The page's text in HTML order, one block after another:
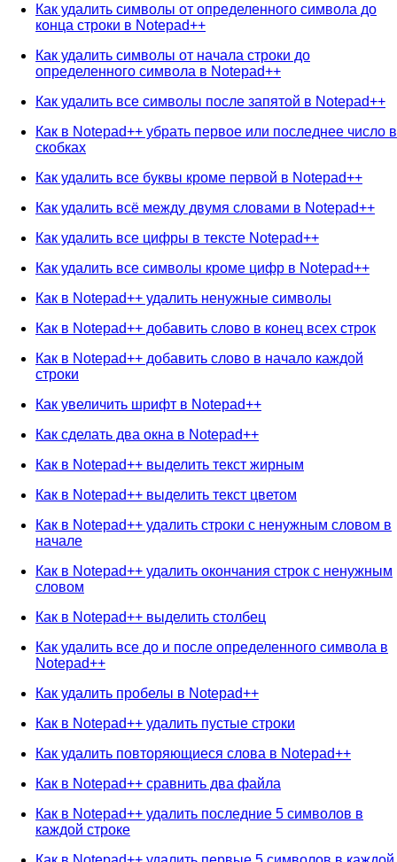
Как удалить символы от определенного символа до
конца строки в Notepad++
Как удалить символы от начала строки до
определенного символа в Notepad++
Как удалить все символы после запятой в Notepad++
Как в Notepad++ убрать первое или последнее число в
скобках
Как удалить все буквы кроме первой в Notepad++
Как удалить всё между двумя словами в Notepad++
Как удалить все цифры в тексте Notepad++
Как удалить все символы кроме цифр в Notepad++
Как в Notepad++ удалить ненужные символы
Как в Notepad++ добавить слово в конец всех строк
Как в Notepad++ добавить слово в начало каждой
строки
Как увеличить шрифт в Notepad++
Как сделать два окна в Notepad++
Как в Notepad++ выделить текст жирным
Как в Notepad++ выделить текст цветом
Как в Notepad++ удалить строки с ненужным словом в
начале
Как в Notepad++ удалить окончания строк с ненужным
словом
Как в Notepad++ выделить столбец
Как удалить все до и после определенного символа в
Notepad++
Как удалить пробелы в Notepad++
Как в Notepad++ удалить пустые строки
Как удалить повторяющиеся слова в Notepad++
Как в Notepad++ сравнить два файла
Как в Notepad++ удалить последние 5 символов в
каждой строке